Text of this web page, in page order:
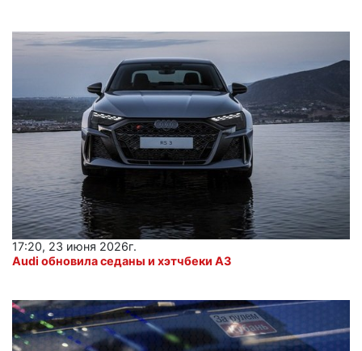
17:20, 23 июня 2026г.
Audi обновила седаны и хэтчбеки A3